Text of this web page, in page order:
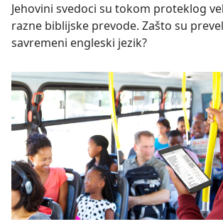
Jehovini svedoci su tokom proteklog
razne biblijske prevode. Zašto su
savremeni engleski jezik?